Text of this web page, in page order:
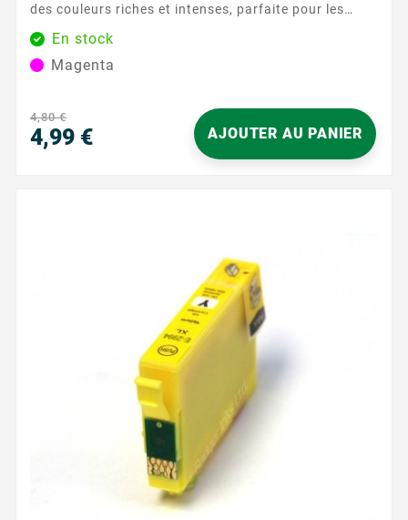
des couleurs riches et intenses, parfaite pour les
graphiques et les documents nécessitant une
reproduction fidèle des couleurs. Sa capacité de 450
pages garantit une performance durable.
Capacité d'impression : 450...
En stock
Magenta
4,80 €
4,99 € AJOUTER AU PANIER